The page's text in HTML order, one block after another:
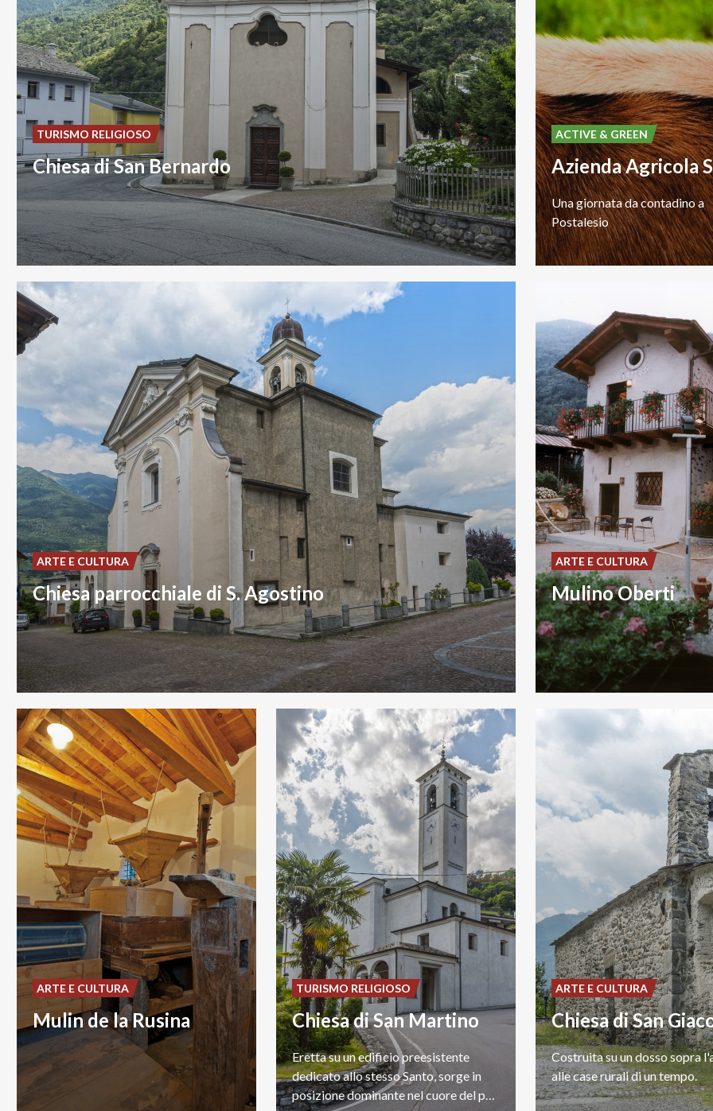
Chiesa di San Bernardo
TURISMO RELIGIOSO
Unagiornatadacontadinoa
Postalesio
ACTIVE & GREEN
Chiesa parrocchiale di S. Agostino
ARTE E CULTURA
Mulino Oberti
ARTE E CULTURA
Mulin de la Rusina
ARTE E CULTURA
Chiesa di San Martino
Eretta su un edificio preesistente
dedicato allo stesso Santo, sorge in
posizione dominante nel cuore del paese.
TURISMO RELIGIOSO
Chiesa di San
Costruitasuundossosopra
allecaseruralidiuntempo.
ARTE E CULTURA